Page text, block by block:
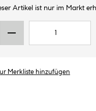
Artikel ist nur im Markt
Merkliste hinzufügen